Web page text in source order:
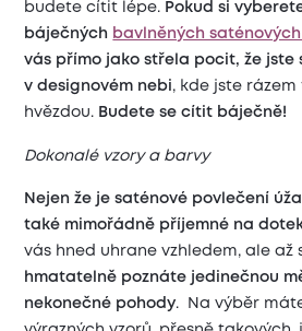
budete cítit lépe. Pokud si
báječných bavlněných saténových
vás přímo jako střela pocit, že jste
v designovém nebi , kde jste rázem
hvězdou. Budete se cítit báječně!
Dokonalé vzory a barvy
Nejen že je saténové povlečení
také mimořádně příjemné na
vás hned uhrane vzhledem, ale až
hmatatelně poznáte jedinečnou
nekonečné pohody. Na výběr